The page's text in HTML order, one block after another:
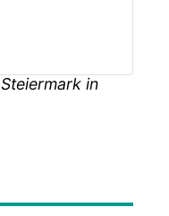
Steiermark in